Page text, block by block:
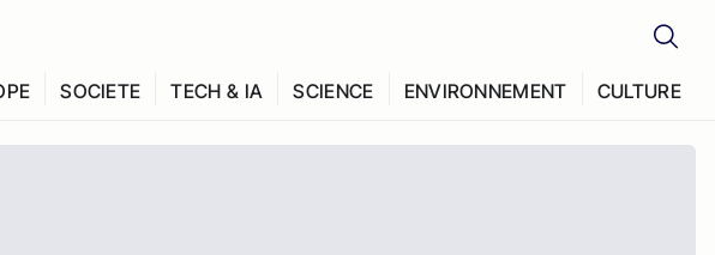
SOCIETE TECH & IA SCIENCE ENVIRONNEMENT CULTURE